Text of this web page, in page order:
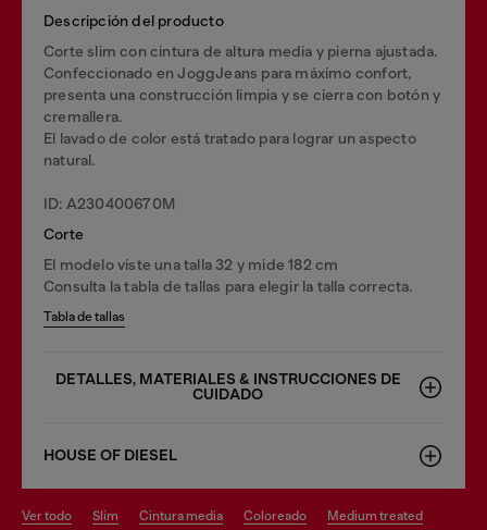
Descripción del producto
Corte slim con cintura de altura media y pierna ajustada.
Confeccionado en JoggJeans para máximo confort,
presenta una construcción limpia y se cierra con botón y
cremallera.
El lavado de color está tratado para lograr un aspecto
natural.
ID: A230400670M
Corte
El modelo viste una talla 32 y mide 182 cm
Consulta la tabla de tallas para elegir la talla correcta.
Tabla de tallas
DETALLES, MATERIALES & INSTRUCCIONES DE
CUIDADO
HOUSE OF DIESEL
ver todo slim cintura media coloreado medium treated